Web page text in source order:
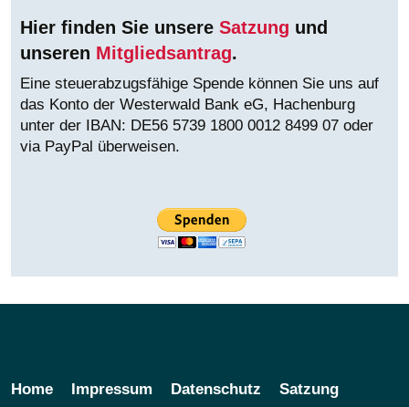
Hier finden Sie unsere Satzung und
unseren Mitgliedsantrag.
Eine steuerabzugsfähige Spende können Sie uns auf
das Konto der Westerwald Bank eG, Hachenburg
unter der IBAN: DE56 5739 1800 0012 8499 07 oder
via PayPal überweisen.
Home Impressum Datenschutz
Satzung